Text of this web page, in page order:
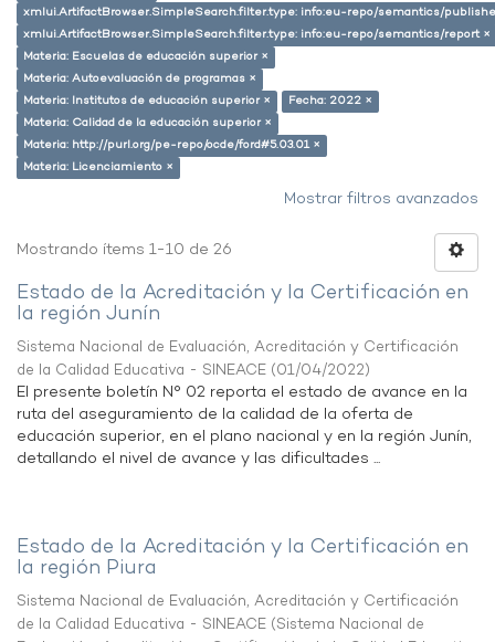
xmlui.ArtifactBrowser.SimpleSearch.filter.type: info:eu-repo/semantics/
xmlui.ArtifactBrowser.SimpleSearch.filter.type: info:eu-repo/semantics/report ×
Materia: Escuelas de educación superior ×
Materia: Autoevaluación de programas ×
Materia: Institutos de educación superior ×
Fecha: 2022 ×
Materia: Calidad de la educación superior ×
Materia: http://purl.org/pe-repo/ocde/ford#5.03.01 ×
Materia: Licenciamiento ×
Mostrar filtros avanzados
Mostrando ítems 1-10 de 26
Estado de la Acreditación y la Certificación en
la región Junín
Sistema Nacional de Evaluación, Acreditación y Certificación
de la Calidad Educativa - SINEACE (01/04/2022)
El presente boletín N° 02 reporta el estado de avance en la
ruta del aseguramiento de la calidad de la oferta de
educación superior, en el plano nacional y en la región Junín,
detallando el nivel de avance y las dificultades ...
Estado de la Acreditación y la Certificación en
la región Piura
Sistema Nacional de Evaluación, Acreditación y Certificación
de la Calidad Educativa - SINEACE (Sistema Nacional de